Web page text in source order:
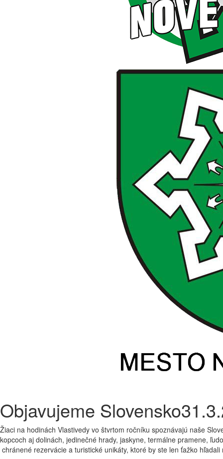
Objavujeme Slovensko
Žiaci na hodinách Vlastivedy vo štvrtom ročníku spoznávajú naše
kopcoch aj dolinách, jedinečné hrady, jaskyne, termálne pramene,
chránené rezervácie a turistické unikáty, ktoré by ste len ťažko